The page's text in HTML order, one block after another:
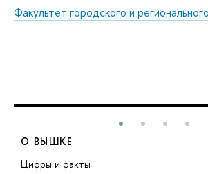
Факультет городского и
О ВЫШКЕ
Цифры и факты